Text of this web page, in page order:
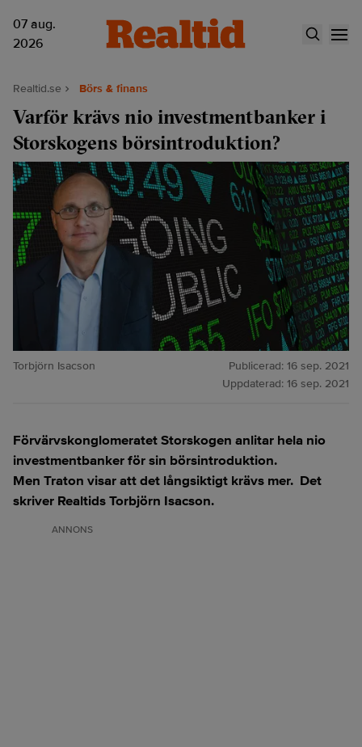
07 aug.
2026
Realtid.se Börs & finans
Varför krävs nio investmentbanker i
Storskogens börsintroduktion?
Torbjörn Isacson Publicerad: 16 sep. 2021
Uppdaterad: 16 sep. 2021
Förvärvskonglomeratet Storskogen anlitar hela nio
investmentbanker för sin börsintroduktion.
Men Traton visar att det långsiktigt krävs mer. Det
skriver Realtids Torbjörn Isacson.
ANNONS